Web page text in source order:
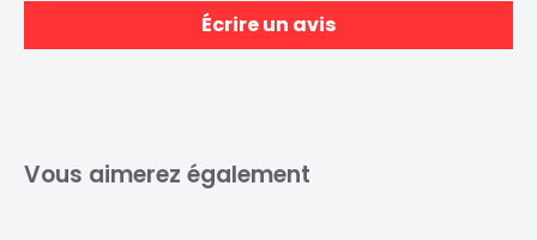
Écrire un avis
Vous aimerez également